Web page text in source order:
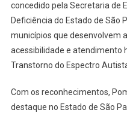
concedido pela Secretaria de
Deficiência do Estado de São
municípios que desenvolvem
acessibilidade e atendimento
Transtorno do Espectro
Com os reconhecimentos,
destaque no Estado de São